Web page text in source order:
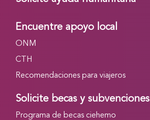
Encuentre apoyo local
ONM
CTH
Recomendaciones para viajeros
Solicite becas y subvenciones
Programa de becas ciehemo